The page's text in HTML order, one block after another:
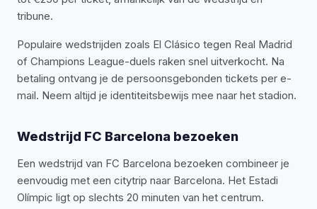
tribune.
Populaire wedstrijden zoals El Clásico tegen Real Madrid
of Champions League-duels raken snel uitverkocht. Na
betaling ontvang je de persoonsgebonden tickets per e-
mail. Neem altijd je identiteitsbewijs mee naar het stadion.
Wedstrijd FC Barcelona bezoeken
Een wedstrijd van FC Barcelona bezoeken combineer je
eenvoudig met een citytrip naar Barcelona. Het Estadi
Olímpic ligt op slechts 20 minuten van het centrum.